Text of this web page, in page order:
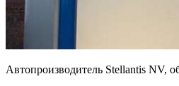
Автопроизводитель Stellantis NV,